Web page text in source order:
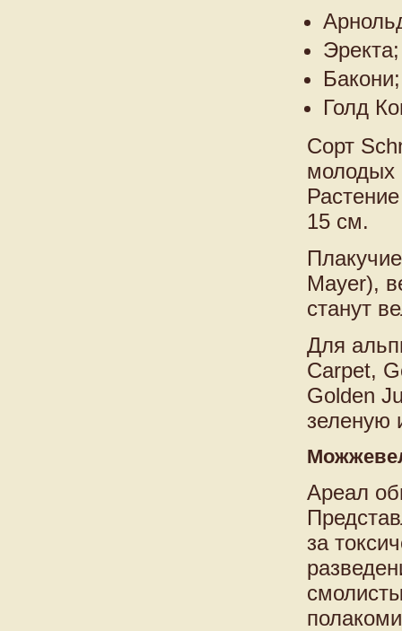
Эректа;
Бакони;
Голд
Сорт
молодых
15 см.
Mayer),
станут
Для
Carpet,
Golden
зеленую
Ареал
за